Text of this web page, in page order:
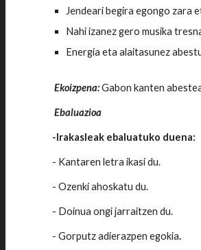
Jendeari begira egongo zara
Nahi izanez gero musika
Energia eta alaitasunez
Ekoizpena:Gabon kanten
Ebaluazioa
-Irakasleak ebaluatuko duena:
- Kantaren letra ikasi du.
- Ozenki ahoskatu du.
- Doinua ongi jarraitzen du.
- Gorputz adierazpen egokia.